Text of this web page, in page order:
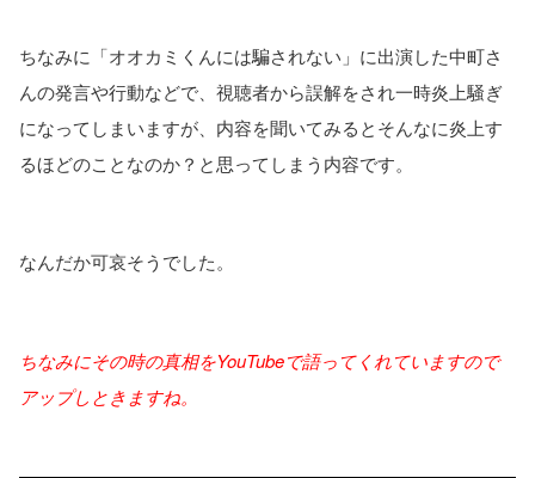
ちなみに「オオカミくんには騙されない」に出演した中町さ
んの発言や行動などで、視聴者から誤解をされ一時炎上騒ぎ
になってしまいますが、内容を聞いてみるとそんなに炎上す
るほどのことなのか？と思ってしまう内容です。
なんだか可哀そうでした。
ちなみにその時の真相をYouTubeで語ってくれていますので
アップしときますね。